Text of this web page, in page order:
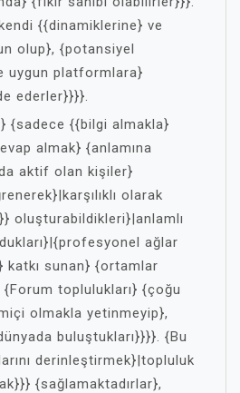
{{dinamiklerine} ve
olup}, {potansiyel
uygun platformlara}
ederler}}}}.
{sadece {{bilgi almakla}
almak} {anlamına
aktif olan kişiler}
olarak
oluşturabildikleri}|anlamlı
ağlar
katkı sunan} {ortamlar
{Forum toplulukları} {çoğu
olmakla yetinmeyip},
buluştukları}}}}. {Bu
derinleştirmek}|topluluk
{sağlamaktadırlar},